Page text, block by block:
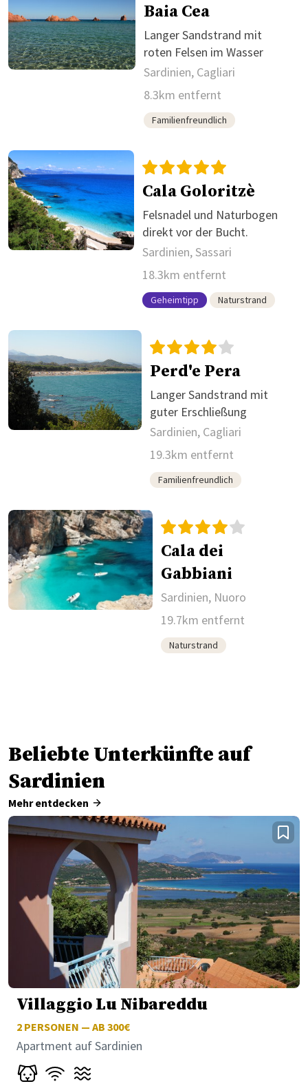
Baia Cea
Langer Sandstrand mit
roten Felsen im Wasser
Sardinien, Cagliari
8.3km entfernt
Familienfreundlich
Cala Goloritzè
Felsnadel und Naturbogen
direkt vor der Bucht.
Sardinien, Sassari
18.3km entfernt
Geheimtipp Naturstrand
Perd'e Pera
Langer Sandstrand mit
guter Erschließung
Sardinien, Cagliari
19.3km entfernt
Familienfreundlich
Cala dei
Gabbiani
Sardinien, Nuoro
19.7km entfernt
Naturstrand
Beliebte Unterkünfte auf
Sardinien
Mehr entdecken
Villaggio Lu Nibareddu
2 PERSONEN — AB 300€
Apartment auf Sardinien